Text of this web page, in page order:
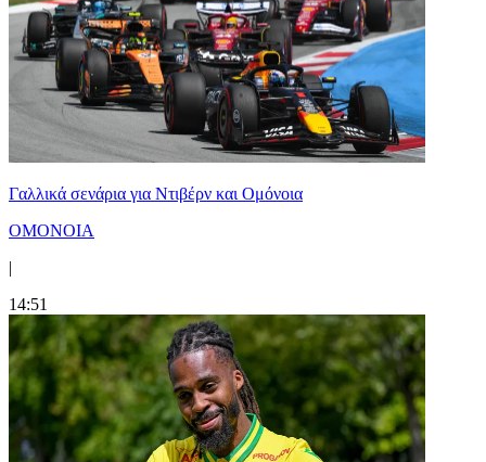
Γαλλικά σενάρια για Ντιβέρν και Ομόνοια
ΟΜΟΝΟΙΑ
|
14:51